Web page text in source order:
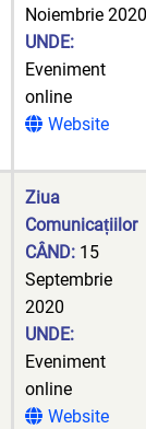
Noiembrie 2020
UNDE:
Eveniment
online
Website
Ziua
Comunicațiilor
CÂND: 15
Septembrie
2020
UNDE:
Eveniment
online
Website